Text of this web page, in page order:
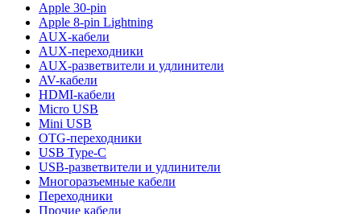
Apple 30-pin
Apple 8-pin Lightning
AUX-кабели
AUX-переходники
AUX-разветвители и удлинители
AV-кабели
HDMI-кабели
Micro USB
Mini USB
OTG-переходники
USB Type-C
USB-разветвители и удлинители
Многоразъемные кабели
Переходники
Прочие кабели